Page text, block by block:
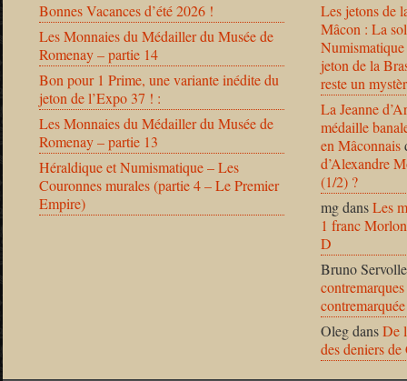
Bonnes Vacances d’été 2026 !
Les Monnaies du Médailler du Musée de
Romenay – partie 14
Bon pour 1 Prime, une variante inédite du
jeton de l’Expo 37 ! :
Les Monnaies du Médailler du Musée de
Romenay – partie 13
Héraldique et Numismatique – Les
Couronnes murales (partie 4 – Le Premier
Empire)
Les jetons de
Mâcon : La
jeton de la
reste un
La Jeanne
médaille
en Mâconnais
d’Alexandre
(1/2) ?
mgdansLes
1 franc
D
Bruno Servolle
OlegdansDe
des deniers